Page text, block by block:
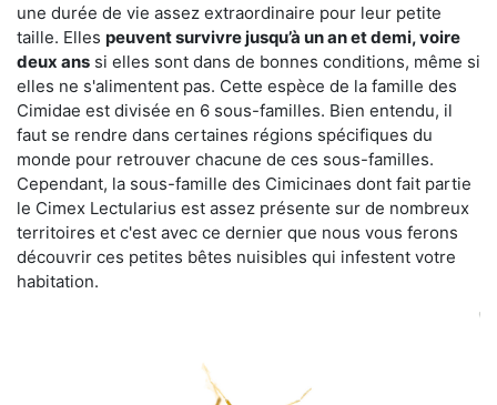
une durée de vie assez extraordinaire pour leur petite
taille. Elles peuvent survivre jusqu’à un an et demi, voire
deux ans si elles sont dans de bonnes conditions, même si
elles ne s'alimentent pas. Cette espèce de la famille des
Cimidae est divisée en 6 sous-familles. Bien entendu, il
faut se rendre dans certaines régions spécifiques du
monde pour retrouver chacune de ces sous-familles.
Cependant, la sous-famille des Cimicinaes dont fait partie
le Cimex Lectularius est assez présente sur de nombreux
territoires et c'est avec ce dernier que nous vous ferons
découvrir ces petites bêtes nuisibles qui infestent votre
habitation.